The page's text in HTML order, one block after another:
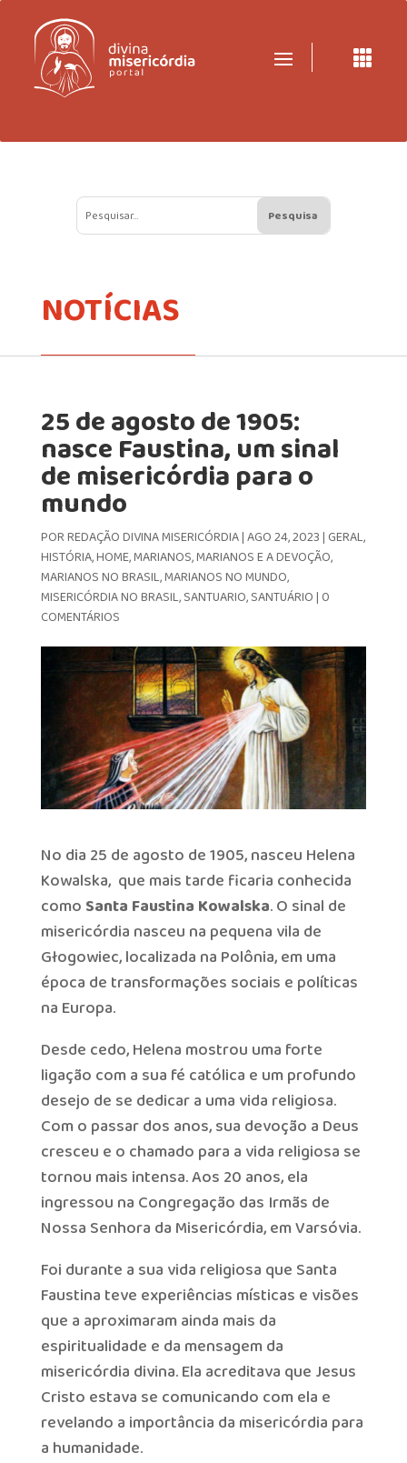

NOTÍCIAS
25 de agosto de 1905:
nasce Faustina, um sinal
de misericórdia para o
mundo
PORREDAÇÃO DIVINA MISERICÓRDIA|AGO 24, 2023| GERAL,
HISTÓRIA,HOME,MARIANOS,MARIANOS E A DEVOÇÃO,
MARIANOS NO BRASIL,MARIANOS NO MUNDO,
MISERICÓRDIA NO BRASIL,SANTUARIO,SANTUÁRIO| 0
COMENTÁRIOS
No dia 25 de agosto de 1905, nasceu Helena
Kowalska, que mais tarde ficaria conhecida
como Santa Faustina Kowalska. O sinal de
misericórdia nasceu na pequena vila de
Głogowiec, localizada na Polônia, em uma
época de transformações sociais e políticas
na Europa.
Desde cedo, Helena mostrou uma forte
ligação com a sua fé católica e um profundo
desejo de se dedicar a uma vida religiosa.
Com o passar dos anos, sua devoção a Deus
cresceu e o chamado para a vida religiosa se
tornou mais intensa. Aos 20 anos, ela
ingressou na Congregação das Irmãs de
Nossa Senhora da Misericórdia, em Varsóvia.
Foi durante a sua vida religiosa que Santa
Faustina teve experiências místicas e visões
que a aproximaram ainda mais da
espiritualidade e da mensagem da
misericórdia divina. Ela acreditava que Jesus
Cristo estava se comunicando com ela e
revelando a importância da misericórdia para
a humanidade.